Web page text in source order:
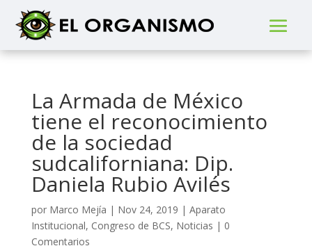
La Armada de México
tiene el reconocimiento
de la sociedad
sudcaliforniana: Dip.
Daniela Rubio Avilés
por Marco Mejía | Nov 24, 2019 | Aparato
Institucional, Congreso de BCS, Noticias | 0
Comentarios